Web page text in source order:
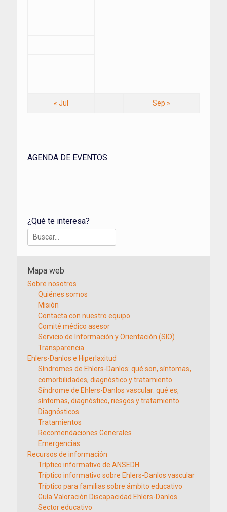
« Jul Sep »
AGENDA DE EVENTOS
¿Qué te interesa?
Buscar:
Mapa web
Sobre nosotros
Quiénes somos
Misión
Contacta con nuestro equipo
Comité médico asesor
Servicio de Información y Orientación (SIO)
Transparencia
Ehlers-Danlos e Hiperlaxitud
Síndromes de Ehlers-Danlos: qué son, síntomas,
comorbilidades, diagnóstico y tratamiento
Síndrome de Ehlers-Danlos vascular: qué es,
síntomas, diagnóstico, riesgos y tratamiento
Diagnósticos
Tratamientos
Recomendaciones Generales
Emergencias
Recursos de información
Tríptico informativo de ANSEDH
Tríptico informativo sobre Ehlers-Danlos vascular
Tríptico para familias sobre ámbito educativo
Guía Valoración Discapacidad Ehlers-Danlos
Sector educativo